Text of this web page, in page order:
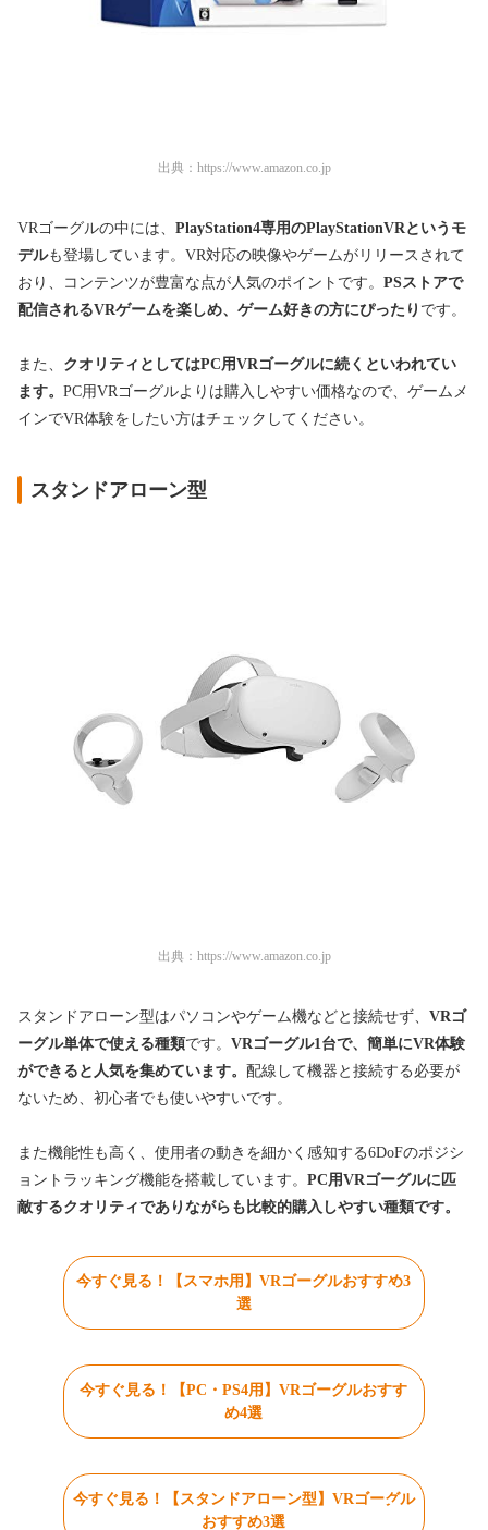
出典： https://www.amazon.co.jp
VRゴーグルの中には、 PlayStation4専用のPlayStationVRというモ
デルも登場しています。VR対応の映像やゲームがリリースされて
おり、コンテンツが豊富な点が人気のポイントです。 PSストアで
配信されるVRゲームを楽しめ、ゲーム好きの方にぴったり です。
また、 クオリティとしてはPC用VRゴーグルに続くといわれてい
ます。 PC用VRゴーグルよりは購入しやすい価格なので、ゲームメ
インでVR体験をしたい方はチェックしてください。
スタンドアローン型
出典： https://www.amazon.co.jp
スタンドアローン型はパソコンやゲーム機などと接続せず、 VRゴ
ーグル単体で使える種類です。 VRゴーグル1台で、簡単にVR体験
ができると人気を集めています。 配線して機器と接続する必要が
ないため、初心者でも使いやすいです。
また機能性も高く、使用者の動きを細かく感知する6DoFのポジシ
ョントラッキング機能を搭載しています。 PC用VRゴーグルに匹
敵するクオリティでありながらも比較的購入しやすい種類です。
今すぐ見る！【スマホ用】VRゴーグルおすすめ3
選
今すぐ見る！【PC・PS4用】VRゴーグルおすす
め4選
今すぐ見る！【スタンドアローン型】VRゴーグル
おすすめ3選